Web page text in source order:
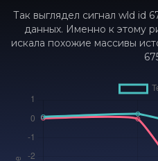
Так выглядел сигнал wld id
данных. Именно к этому
искала похожие массивы